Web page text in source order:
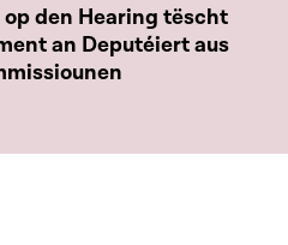
den Hearing tëscht
an Deputéiert aus